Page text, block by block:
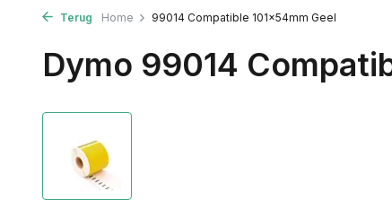
Terug Home 99014 Compatible 101x54mm Geel
Dymo 99014